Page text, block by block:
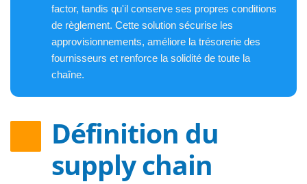
factor, tandis qu'il conserve ses propres conditions
de règlement. Cette solution sécurise les
approvisionnements, améliore la trésorerie des
fournisseurs et renforce la solidité de toute la
chaîne.
Définition du
supply chain